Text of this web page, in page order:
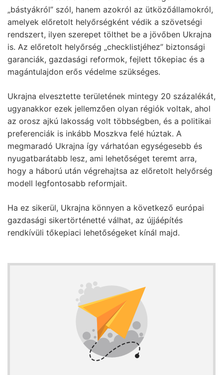
„bástyákról” szól, hanem azokról az ütközőállamokról,
amelyek előretolt helyőrségként védik a szövetségi
rendszert, ilyen szerepet tölthet be a jövőben Ukrajna
is. Az előretolt helyőrség „checklistjéhez” biztonsági
garanciák, gazdasági reformok, fejlett tőkepiac és a
magántulajdon erős védelme szükséges.
Ukrajna elvesztette területének mintegy 20 százalékát,
ugyanakkor ezek jellemzően olyan régiók voltak, ahol
az orosz ajkú lakosság volt többségben, és a politikai
preferenciák is inkább Moszkva felé húztak. A
megmaradó Ukrajna így várhatóan egységesebb és
nyugatbarátabb lesz, ami lehetőséget teremt arra,
hogy a háború után végrehajtsa az előretolt helyőrség
modell legfontosabb reformjait.
Ha ez sikerül, Ukrajna könnyen a következő európai
gazdasági sikertörténetté válhat, az újjáépítés
rendkívüli tőkepiaci lehetőségeket kínál majd.